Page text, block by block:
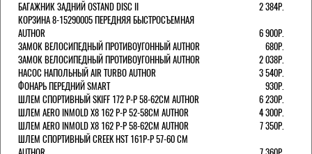
БАГАЖНИК ЗАДНИЙ OSTAND DISC II
2 384Р.
КОРЗИНА 8-15290005 ПЕРЕДНЯЯ БЫСТРОСЪЕМНАЯ
AUTHOR
6 900Р.
ЗАМОК ВЕЛОСИПЕДНЫЙ ПРОТИВОУГОННЫЙ AUTHOR
680Р.
ЗАМОК ВЕЛОСИПЕДНЫЙ ПРОТИВОУГОННЫЙ AUTHOR
2 038Р.
НАСОС НАПОЛЬНЫЙ AIR TURBO AUTHOR
3 540Р.
ФОНАРЬ ПЕРЕДНИЙ SMART
930Р.
ШЛЕМ СПОРТИВНЫЙ SKIFF 172 Р-Р 58-62СМ AUTHOR
6 230Р.
ШЛЕМ AERO INMOLD X8 162 Р-Р 52-58СМ AUTHOR
4 300Р.
ШЛЕМ AERO INMOLD X8 162 Р-Р 58-62СМ AUTHOR
7 350Р.
ШЛЕМ СПОРТИВНЫЙ CREEK HST 161Р-Р 57-60 СМ